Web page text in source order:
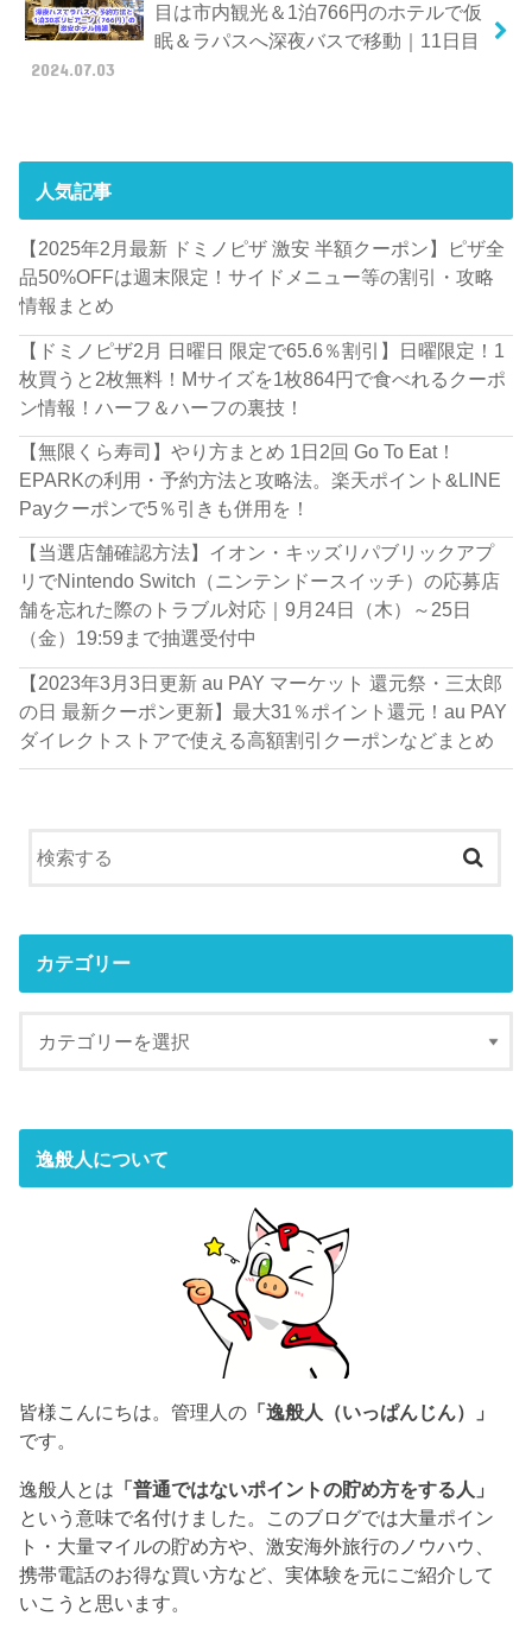
目は市内観光＆1泊766円のホテルで仮
眠＆ラパスへ深夜バスで移動｜11日目
2024.07.03
人気記事
【2025年2月最新 ドミノピザ 激安 半額クーポン】ピザ全
品50%OFFは週末限定！サイドメニュー等の割引・攻略
情報まとめ
【ドミノピザ2月 日曜日 限定で65.6％割引】日曜限定！1
枚買うと2枚無料！Mサイズを1枚864円で食べれるクーポ
ン情報！ハーフ＆ハーフの裏技！
【無限くら寿司】やり方まとめ 1日2回 Go To Eat！
EPARKの利用・予約方法と攻略法。楽天ポイント&LINE
Payクーポンで5％引きも併用を！
【当選店舗確認方法】イオン・キッズリパブリックアプ
リでNintendo Switch（ニンテンドースイッチ）の応募店
舗を忘れた際のトラブル対応｜9月24日（木）～25日
（金）19:59まで抽選受付中
【2023年3月3日更新 au PAY マーケット 還元祭・三太郎
の日 最新クーポン更新】最大31％ポイント還元！au PAY
ダイレクトストアで使える高額割引クーポンなどまとめ
カテゴリー
逸般人について
皆様こんにちは。管理人の 「逸般人（いっぱんじん）」
です。
逸般人とは 「普通ではないポイントの貯め方をする人」
という意味で名付けました。このブログでは大量ポイン
ト・大量マイルの貯め方や、激安海外旅行のノウハウ、
携帯電話のお得な買い方など、実体験を元にご紹介して
いこうと思います。